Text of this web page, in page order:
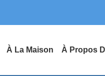
À La Maison À Propos